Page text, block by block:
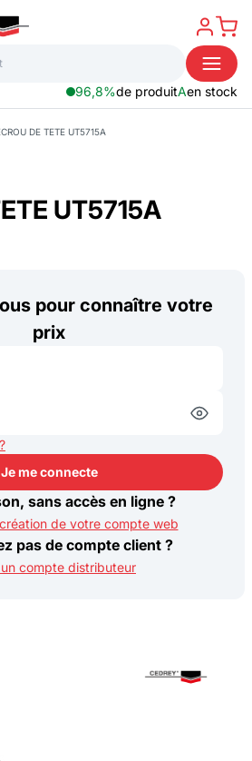
96,8%de produitAen stock
DE TETE UT5715A
UT5715A
pour connaître votre
prix
Je me connecte
Je me connecte
sans accès en ligne ?
de votre compte web
pas de compte client ?
compte distributeur